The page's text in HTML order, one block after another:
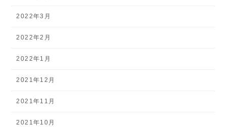
2022年3月
2022年2月
2022年1月
2021年12月
2021年11月
2021年10月